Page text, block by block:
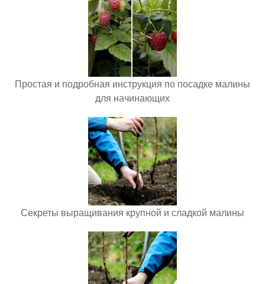
Простая и подробная инструкция по посадке малины
для начинающих
Секреты выращивания крупной и сладкой малины